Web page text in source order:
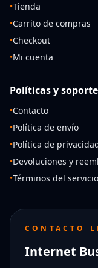
•Tienda
•Carrito de compras
•Checkout
•Mi cuenta
Políticas y soporte
•Contacto
•Política de envío
•Política de
•Devoluciones y
•Términos del servicio
CONTACTO
Internet